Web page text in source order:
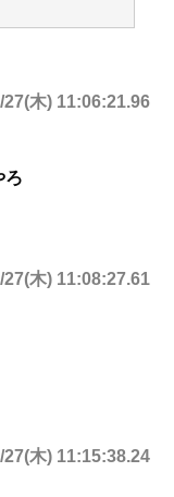
27(木) 11:06:21.96
ろ
27(木) 11:08:27.61
27(木) 11:15:38.24